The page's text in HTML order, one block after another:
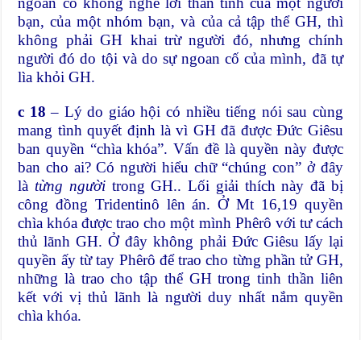
bạn, của một nhóm bạn, và của cả tập thể GH, thì
không phải GH khai trừ người đó, nhưng chính
người đó do tội và do sự ngoan cố của mình, đã tự
lìa khỏi GH.
c 18 – Lý do giáo hội có nhiều tiếng nói sau cùng
mang tình quyết định là vì GH đã được Đức Giêsu
ban quyền “chìa khóa”. Vấn đề là quyền này được
ban cho ai? Có người hiểu chữ “chúng con” ở đây
là từng ngườitrong GH.. Lối giải thích này đã bị
công đồng Tridentinô lên án. Ở Mt 16,19 quyền
chìa khóa được trao cho một mình Phêrô với tư cách
thủ lãnh GH. Ở đây không phải Đức Giêsu lấy lại
quyền ấy từ tay Phêrô để trao cho từng phần tử GH,
những là trao cho tập thể GH trong tinh thần liên
kết với vị thủ lãnh là người duy nhất nắm quyền
chìa khóa.